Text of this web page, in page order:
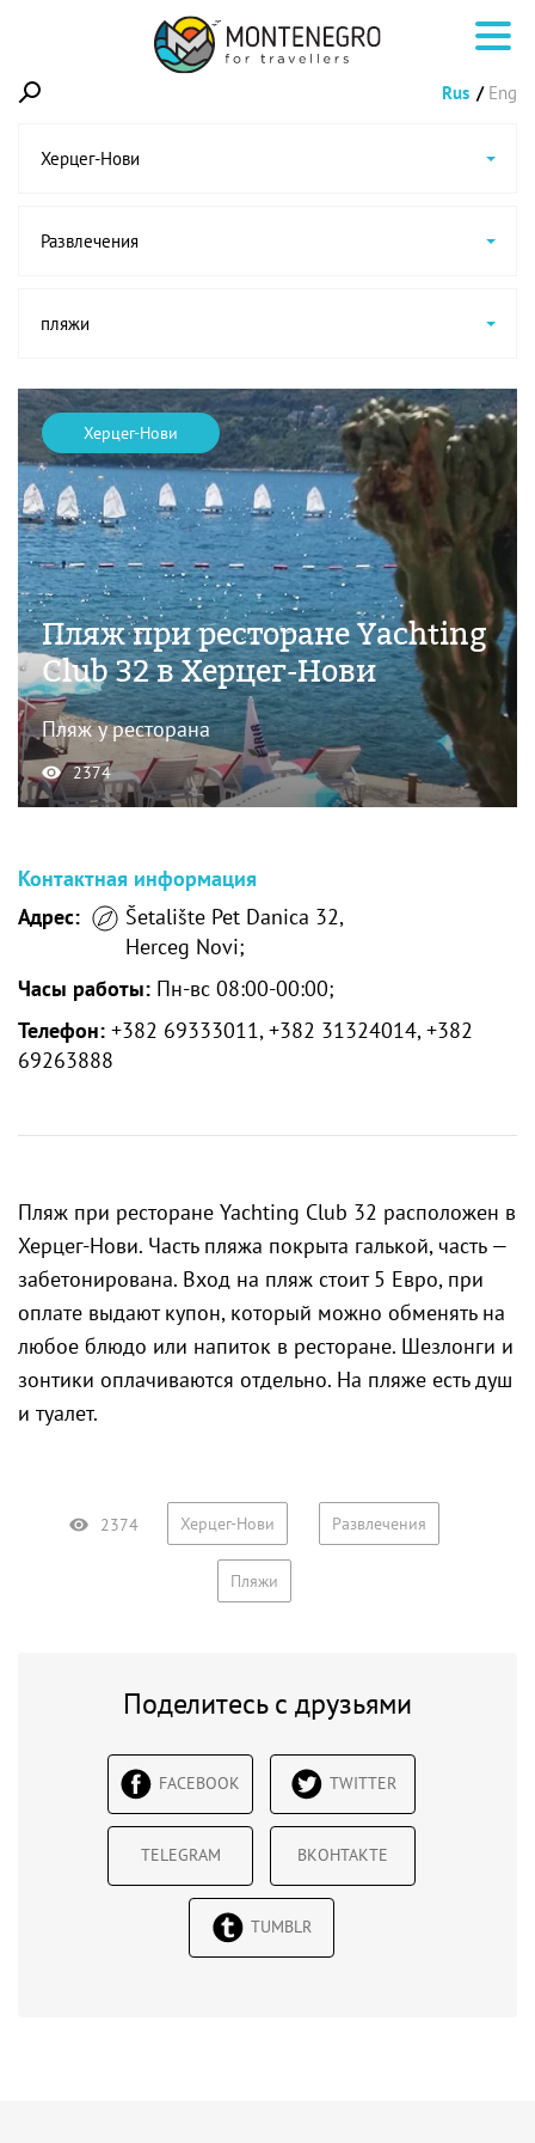
Rus Eng
Херцег-Нови
Развлечения
пляжи
Херцег-Нови
Пляж при ресторане Yachting
Club 32 в Херцег-Нови
Пляж у ресторана
2374
Контактная информация
Адрес:
Šetalište Pet Danica 32,
Herceg Novi;
Часы работы: Пн-вс 08:00-00:00;
Телефон: +382 69333011, +382 31324014, +382
69263888
Пляж при ресторане Yachting Club 32 расположен в
Херцег-Нови. Часть пляжа покрыта галькой, часть —
забетонирована. Вход на пляж стоит 5 Евро, при
оплате выдают купон, который можно обменять на
любое блюдо или напиток в ресторане. Шезлонги и
зонтики оплачиваются отдельно. На пляже есть душ
и туалет.
2374 Херцег-Нови Развлечения
Пляжи
Поделитесь с друзьями
FACEBOOK TWITTER
TELEGRAM ВКОНТАКТЕ
TUMBLR